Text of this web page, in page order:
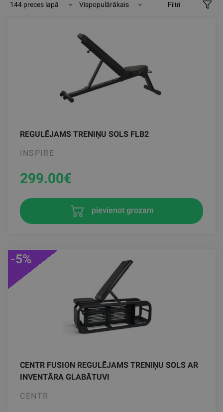
144 preces lapā Vispopulārākais Filtri
REGULĒJAMS TRENIŅU SOLS FLB2
INSPIRE
299.00€
pievienot grozam
CENTR FUSION REGULĒJAMS TRENIŅU SOLS AR
INVENTĀRA GLABĀTUVI
CENTR
-5%